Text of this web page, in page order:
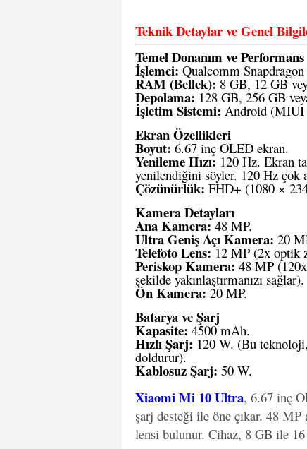
Teknik Detaylar ve Genel
Temel Donanım ve Performans
İşlemci: Qualcomm
RAM (Bellek): 8 GB, 12 GB
Depolama: 128 GB, 256 GB
İşletim Sistemi: Android (MIUI
Ekran Özellikleri
Boyut: 6.67 inç OLED ekran.
Yenileme Hızı: 120 Hz. Ekran
yenilendiğini söyler. 120 Hz çok
Çözünürlük: FHD+ (1080 ×
Kamera Detayları
Ana Kamera:48 MP.
Ultra Geniş Açı Kamera: 20
Telefoto Lens:12 MP (2x optik
Periskop Kamera: 48 MP
şekilde yakınlaştırmanızı sağlar).
Ön Kamera: 20 MP.
Batarya ve Şarj
Kapasite: 4500 mAh.
Hızlı Şarj: 120 W. (Bu
doldurur).
Kablosuz Şarj: 50 W.
Xiaomi Mi 10 Ultra, 6.67 inç
şarj desteği ile öne çıkar. 48
lensi bulunur. Cihaz, 8 GB ile